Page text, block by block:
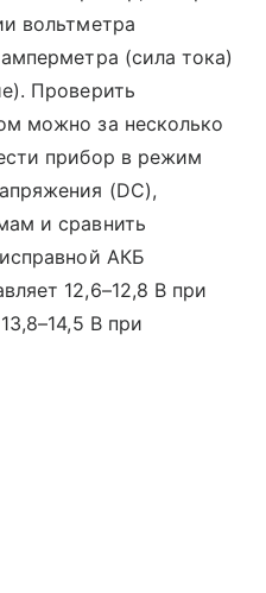
вольтметра
(сила тока)
Проверить
можно за несколько
прибор в режим
(DC),
и сравнить
АКБ
12,6–12,8 В при
В при